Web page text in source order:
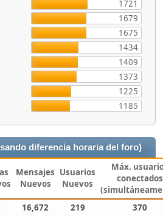
1721
1679
1675
1434
1409
1373
1225
1185
diferencia horaria del foro)
Mensajes
Nuevos
Usuarios
Nuevos
Máx.
conectados
16,672 219
370